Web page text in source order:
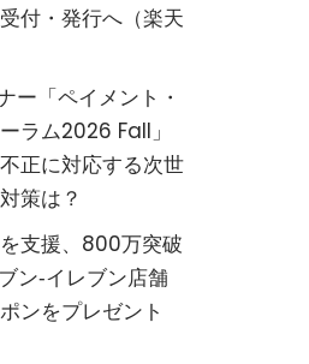
付・発行へ（楽天
ー「ペイメント・
ラム2026 Fall」
正に対応する次世
策は？
支援、800万突破
ン‐イレブン店舗
ンをプレゼント